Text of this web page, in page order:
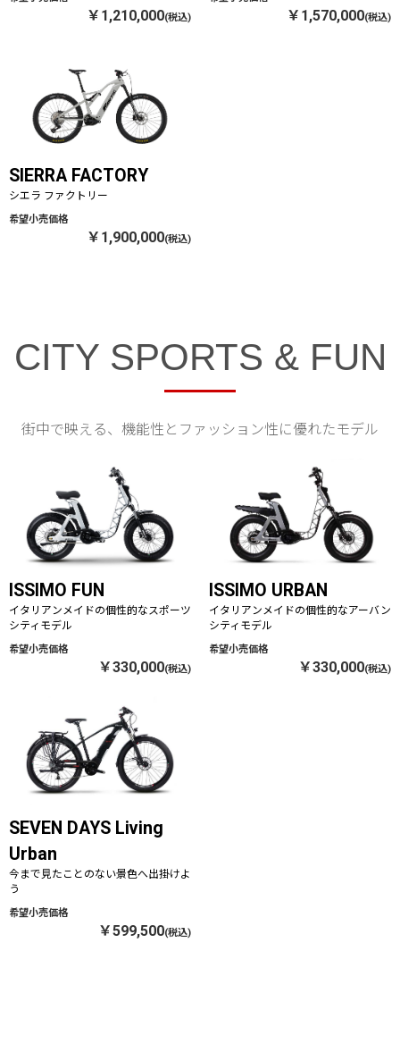
￥1,210,000 ￥1,570,000
SIERRA FACTORY
シエラ ファクトリー
￥1,900,000
CITY SPORTS & FUN
街中で映える、機能性とファッション性に優れたモデル
ISSIMO FUN
イタリアンメイドの個性的なスポーツ
シティモデル
￥330,000
ISSIMO URBAN
イタリアンメイドの個性的なアーバン
シティモデル
￥330,000
SEVEN DAYS Living
Urban
今まで見たことのない景色へ出掛けよ
う
￥599,500